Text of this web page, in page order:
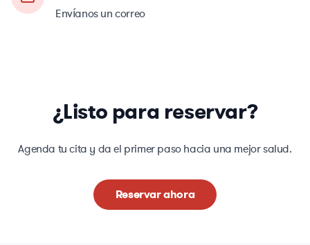
Envíanos un correo
¿Listo para reservar?
Agenda tu cita y da el primer paso hacia una mejor salud.
Reservar ahora